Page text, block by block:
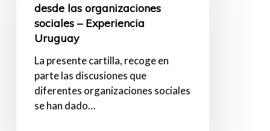
organizaciones
sociales
Experiencia
Uruguay
desde las organizaciones
sociales – Experiencia
Uruguay
La presente cartilla, recoge en
parte las discusiones que
diferentes organizaciones sociales
se han dado…